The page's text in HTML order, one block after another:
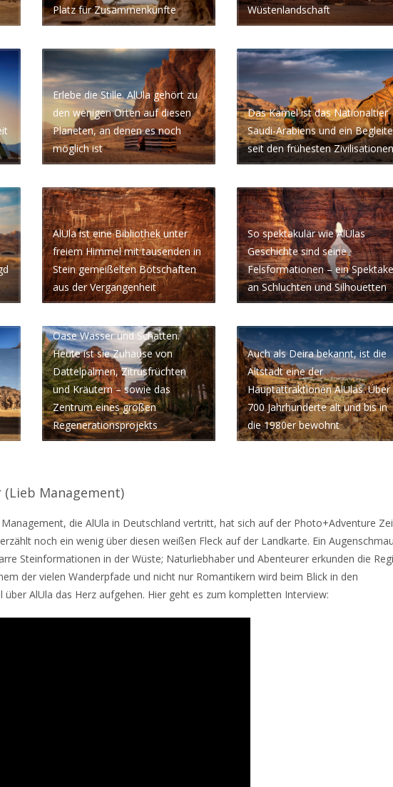
Platz für Zusammenkünfte
Wüstenlandschaft
Erlebe die Stille. AlUla gehört zu
den wenigen Orten auf diesen
Planeten, an denen es noch
möglich ist
Das Kamel ist das Nationaltier
Saudi-Arabiens und ein
seit den frühesten Zivilisationen
AlUla ist eine Bibliothek unter
freiem Himmel mit tausenden in
Stein gemeißelten Botschaften
aus der Vergangenheit
So spektakulär wie AlUlas
Geschichte sind seine
Felsformationen – ein
an Schluchten und Silhouetten
Oase Wasser und Schatten.
Heute ist sie Zuhause von
Dattelpalmen, Zitrusfrüchten
und Kräutern – sowie das
Zentrum eines großen
Regenerationsprojekts
Auch als Deira bekannt, ist die
Altstadt eine der
Hauptattraktionen AlUlas. Über
700 Jahrhunderte alt und bis in
die 1980er bewohnt
Management)
die AlUla in Deutschland vertritt, hat sich auf der Photo+Adventure
noch ein wenig über diesen weißen Fleck auf der Landkarte. Ein
Steinformationen in der Wüste; Naturliebhaber und Abenteurer erkunden die
der vielen Wanderpfade und nicht nur Romantikern wird beim Blick in den
über AlUla das Herz aufgehen. Hier geht es zum kompletten Interview: